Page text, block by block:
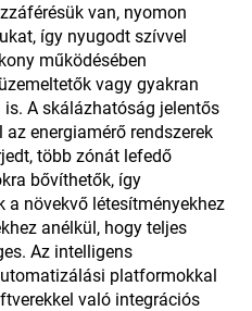
van, nyomon
így nyugodt szívvel
működésében
vagy gyakran
A skálázhatóság jelentős
energiamérő rendszerek
több zónát lefedő
bővíthetők, így
növekvő létesítményekhez
anélkül, hogy teljes
Az intelligens
platformokkal
való integrációs